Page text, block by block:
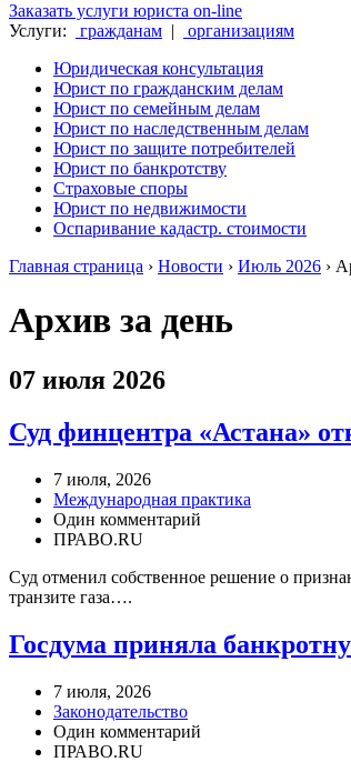
Заказать услуги юриста on-line
Услуги:
гражданам |
организациям
Юридическая консультация
Юрист по гражданским делам
Юрист по семейным делам
Юрист по наследственным делам
Юрист по защите потребителей
Юрист по банкротству
Страховые споры
Юрист по недвижимости
Оспаривание кадастр. стоимости
Главная страница › Новости › Июль 2026 ›
Архив за день
07 июля 2026
Суд финцентра «Астана»
7 июля, 2026
Международная практика
Один комментарий
ПРАВО.RU
Суд отменил собственное решение о
транзите газа….
Госдума приняла
7 июля, 2026
Законодательство
Один комментарий
ПРАВО.RU